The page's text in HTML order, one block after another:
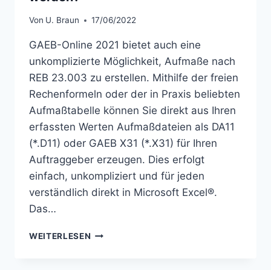
Von U. Braun 17/06/2022
GAEB-Online 2021 bietet auch eine
unkomplizierte Möglichkeit, Aufmaße nach
REB 23.003 zu erstellen. Mithilfe der freien
Rechenformeln oder der in Praxis beliebten
Aufmaßtabelle können Sie direkt aus Ihren
erfassten Werten Aufmaßdateien als DA11
(*.D11) oder GAEB X31 (*.X31) für Ihren
Auftraggeber erzeugen. Dies erfolgt
einfach, unkompliziert und für jeden
verständlich direkt in Microsoft Excel®.
Das…
WEITERLESEN